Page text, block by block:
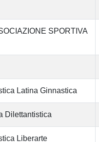
SPORTIVA
Latina Ginnastica
Dilettantistica
Liberarte